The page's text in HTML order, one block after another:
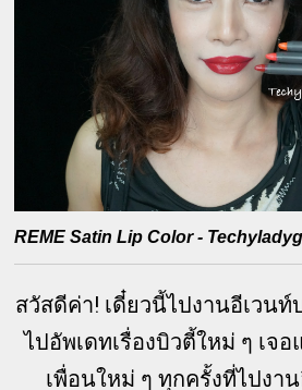
REME Satin Lip Color -
สวัสดีค่า! เดี๋ยวนี้ไปงานอีเวน
ไปอัพเดทเรื่องบิวตี้ใหม่ ๆ เจ
เพื่อนใหม่ ๆ ทุกครั้งที่ไปงา